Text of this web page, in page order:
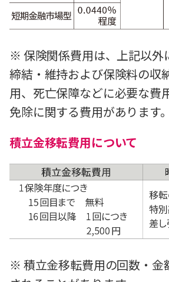
※ 保険関係費用は、上記以外
締結・維持および保険料の収
用、死亡保障などに必要な費
免除に関する費用があります。
積立金移転費用について
※ 積立金移転費用の回数・金